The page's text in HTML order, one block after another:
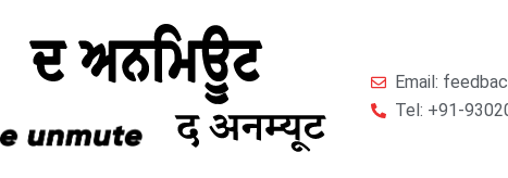
Email:
Tel: +91-